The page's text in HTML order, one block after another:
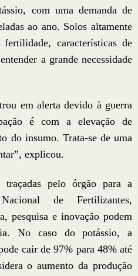
com uma demanda de
ao ano. Solos altamente
características de
a grande necessidade
em alerta devido à guerra
é com a elevação de
do insumo. Trata-se de uma
explicou.
pelo órgão para a
de Fertilizantes,
pesquisa e inovação podem
No caso do potássio, a
cair de 97% para 48% até
o aumento da produção